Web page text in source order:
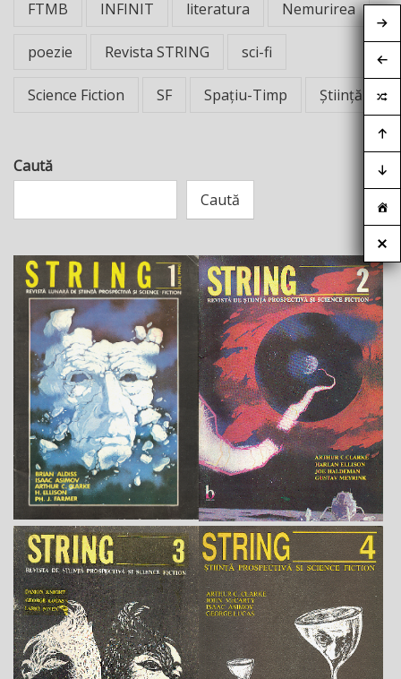
FTMB INFINIT literatura Nemurirea
poezie Revista STRING sci-fi
Science Fiction SF Spațiu-Timp Știință
Caută
Caută